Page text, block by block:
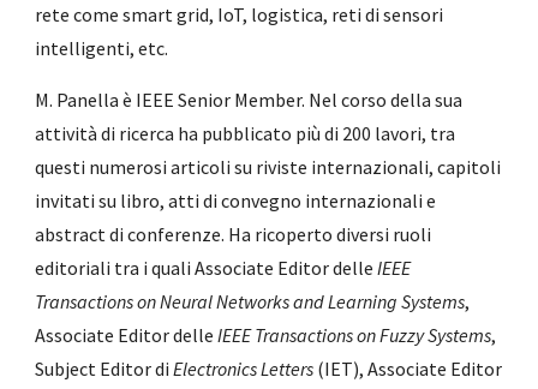
rete come smart grid, IoT, logistica, reti di sensori
intelligenti, etc.
M. Panella è IEEE Senior Member. Nel corso della sua
attività di ricerca ha pubblicato più di 200 lavori, tra
questi numerosi articoli su riviste internazionali, capitoli
invitati su libro, atti di convegno internazionali e
abstract di conferenze. Ha ricoperto diversi ruoli
editoriali tra i quali Associate Editor delleIEEE
Transactions on Neural Networks and Learning Systems,
Associate Editor delleIEEE Transactions on Fuzzy Systems,
Subject Editor diElectronics Letters (IET), Associate Editor